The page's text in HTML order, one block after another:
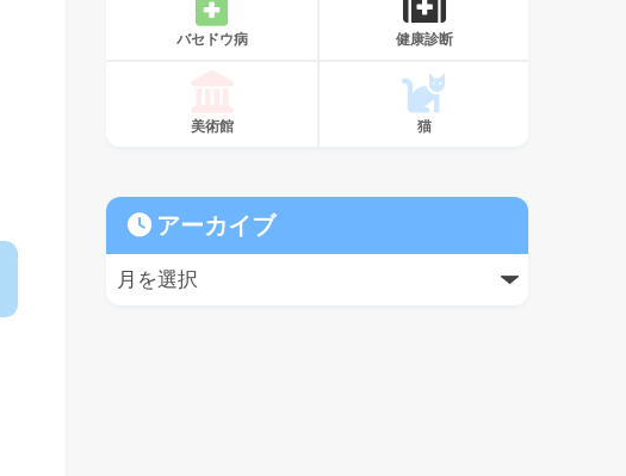
バセドウ病 健康診断
美術館 猫
アーカイブ